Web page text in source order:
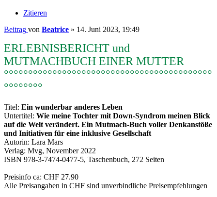
Zitieren
Beitrag von Beatrice » 14. Juni 2023, 19:49
ERLEBNISBERICHT und
MUTMACHBUCH EINER MUTTER
°°°°°°°°°°°°°°°°°°°°°°°°°°°°°°°°°°°°°°°°°°°
°°°°°°°°
Titel: Ein wunderbar anderes Leben
Untertitel: Wie meine Tochter mit Down-Syndrom meinen Blick
auf die Welt verändert. Ein Mutmach-Buch voller Denkanstöße
und Initiativen für eine inklusive Gesellschaft
Autorin: Lara Mars
Verlag: Mvg, November 2022
ISBN 978-3-7474-0477-5, Taschenbuch, 272 Seiten
Preisinfo ca: CHF 27.90
Alle Preisangaben in CHF sind unverbindliche Preisempfehlungen